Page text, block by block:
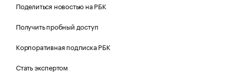
Поделиться новостью на РБК
Получить пробный доступ
Корпоративная подписка РБК
Стать экспертом